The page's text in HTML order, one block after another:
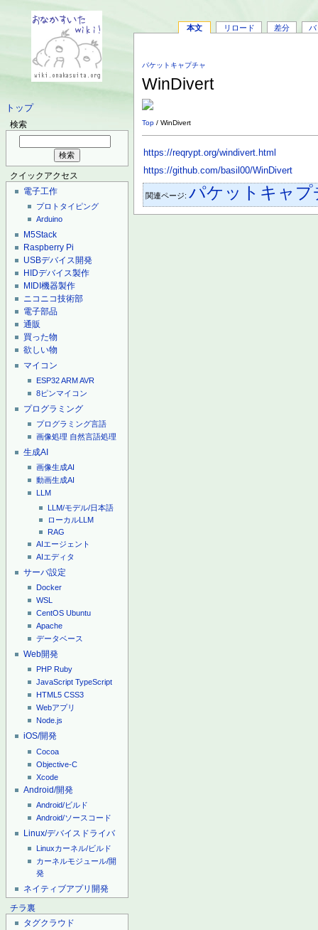
トップ
検索
クイックアクセス
電子工作
プロトタイピング
Arduino
M5Stack
Raspberry Pi
USBデバイス開発
HIDデバイス製作
MIDI機器製作
ニコニコ技術部
電子部品
通販
買った物
欲しい物
マイコン
ESP32ARMAVR
8ピンマイコン
プログラミング
プログラミング言語
画像処理 自然言語処理
生成AI
画像生成AI
動画生成AI
LLM
LLM/モデル/日本語
ローカルLLM
RAG
AIエージェント
AIエディタ
サーバ設定
Docker
WSL
CentOS Ubuntu
Apache
データベース
Web開発
PHP Ruby
JavaScript TypeScript
HTML5 CSS3
Webアプリ
Node.js
iOS/開発
Cocoa
Objective-C
Xcode
Android/開発
Android/ビルド
Android/ソースコード
Linux/デバイスドライバ
Linuxカーネル/ビルド
カーネルモジュール/開
発
ネイティブアプリ開発
チラ裏
タグクラウド
本文 リロード 差分 バ
パケットキャプチャ
WinDivert
Top / WinDivert
https://reqrypt.org/windivert.html
https://github.com/basil00/WinDivert
関連ページ:パケットキャプ